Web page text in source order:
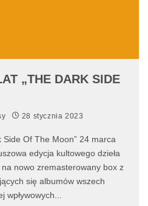
„THE DARK SIDE
28 stycznia 2023
Of The Moon” 24 marca
edycja kultowego dzieła
nowo zremasterowany box z
się albumów wszech
wpływowych